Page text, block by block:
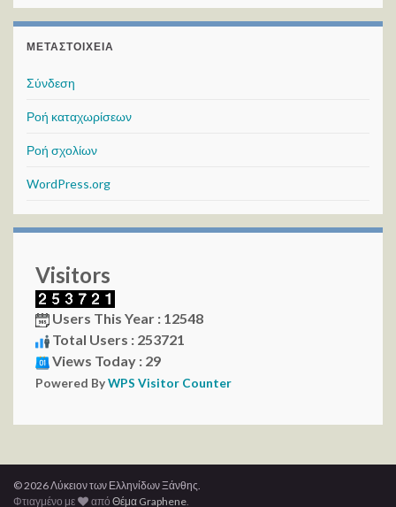
ΜΕΤΑΣΤΟΙΧΕΊΑ
Σύνδεση
Ροή καταχωρίσεων
Ροή σχολίων
WordPress.org
Visitors
Users This Year : 12548
Total Users : 253721
Views Today : 29
Powered ByWPS Visitor Counter
© 2026 Λύκειον των Ελληνίδων Ξάνθης.
Φτιαγμένο με
απόΘέμα Graphene.